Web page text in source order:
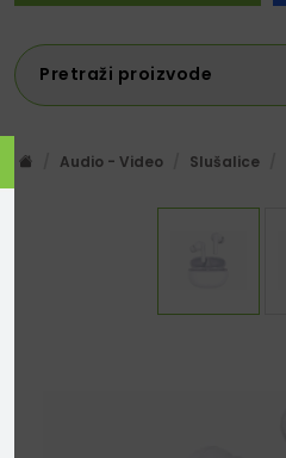
Audio - Video Slušalice